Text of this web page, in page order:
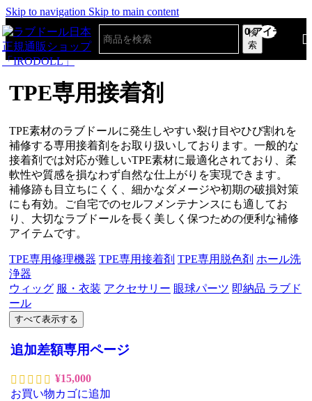
Skip to navigation Skip to main content
検
索
0アイテム
TPE専用接着剤
TPE素材のラブドールに発生しやすい裂け目やひび割れを
補修する専用接着剤をお取り扱いしております。一般的な
接着剤では対応が難しいTPE素材に最適化されており、柔
軟性や質感を損なわず自然な仕上がりを実現できます。
補修跡も目立ちにくく、細かなダメージや初期の破損対策
にも有効。ご自宅でのセルフメンテナンスにも適してお
り、大切なラブドールを長く美しく保つための便利な補修
アイテムです。
TPE専用修理機器 TPE専用接着剤 TPE専用脱色剤 ホール洗
浄器
ウィッグ 服・衣装 アクセサリー 眼球パーツ 即納品 ラブド
ール
すべて表示する
追加差額専用ページ
¥15,000
お買い物カゴに追加